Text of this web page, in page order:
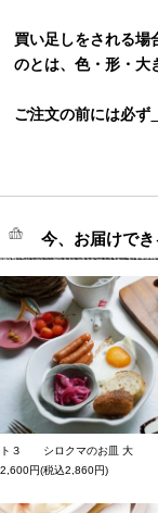
買い足しをされる場
のとは、色・形・大
ご注文の前には必ず
今、お届けで
ト３ シロクマのお皿 大
2,600円(税込2,860円)